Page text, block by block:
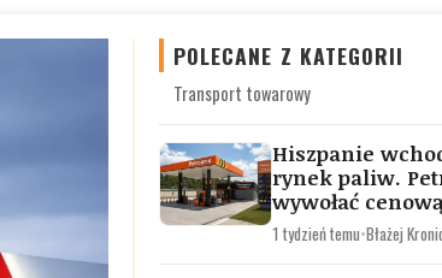
POLECANE Z KATEGORII
Transport towarowy
Hiszpanie
rynek paliw.
wywołać
1 tydzień temu•Błażej